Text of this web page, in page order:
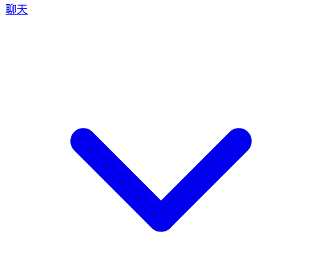
聊天